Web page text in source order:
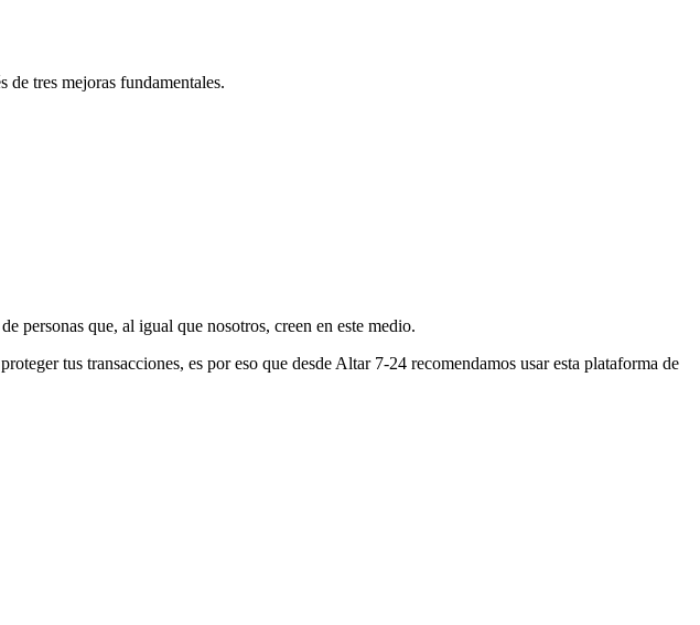
tres mejoras fundamentales.
personas que, al igual que nosotros, creen en este medio.
tus transacciones, es por eso que desde Altar 7-24 recomendamos usar esta plataforma de